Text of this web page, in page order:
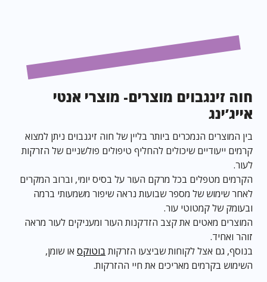
חוה זינגבוים מוצרים- מוצרי אנטי
אייג’ינג
בין המוצרים הנמכרים ביותר בליין של חוה זיגנבוים ניתן למצוא
קרמים ייעודיים שיכולים להחליף טיפולים פולשניים של הזרקות
לעור.
הקרמים מטפלים בכל מרקם העור על בסיס יומי, וברוב המקרים
לאחר שימוש של מספר שבועות נראה שיפור משמעותי ברמה
ובעומק של קמטוטי עור.
המוצרים מאטים את קצב הזדקנות העור ומעניקים לעור מראה
זוהר ואחיד.
בנוסף, גם אצל לקוחות שביצעו הזרקות בוטוקס או שומן,
השימוש בקרמים מאריכים את חיי ההזרקות.